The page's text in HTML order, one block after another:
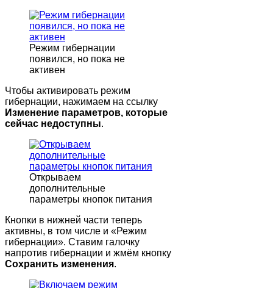
Режим гибернации
появился, но пока не
активен
Чтобы активировать режим
гибернации, нажимаем на ссылку
Изменение параметров, которые
сейчас недоступны.
Открываем
дополнительные
параметры кнопок питания
Кнопки в нижней части теперь
активны, в том числе и «Режим
гибернации». Ставим галочку
напротив гибернации и жмём кнопку
Сохранить изменения.